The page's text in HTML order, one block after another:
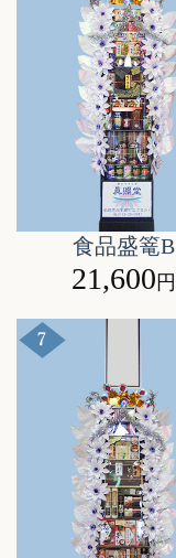
食品盛篭B
21,600円